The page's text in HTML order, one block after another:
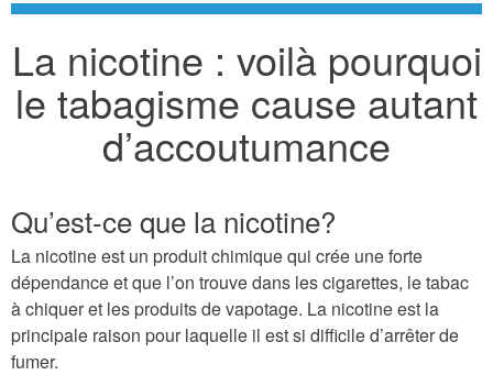
La nicotine : voilà pourquoi
le tabagisme cause autant
d’accoutumance
Qu’est-ce que la nicotine?
La nicotine est un produit chimique qui crée une forte
dépendance et que l’on trouve dans les cigarettes, le tabac
à chiquer et les produits de vapotage. La nicotine est la
principale raison pour laquelle il est si difficile d’arrêter de
fumer.